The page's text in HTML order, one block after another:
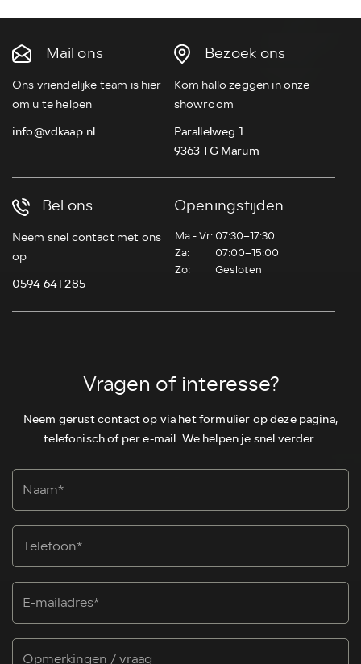
Mail ons
Ons vriendelijke team is hier
om u te helpen
info@vdkaap.nl
Bezoek ons
Kom hallo zeggen in onze
showroom
Parallelweg 1
9363 TG Marum
Bel ons
Neem snel contact met ons
op
0594 641 285
Openingstijden
Ma - Vr: 07:30–17:30
Za:
07:00–15:00
Zo:
Gesloten
Vragen of interesse?
Neem gerust contact op via het formulier op deze pagina,
telefonisch of per e-mail. We helpen je snel verder.